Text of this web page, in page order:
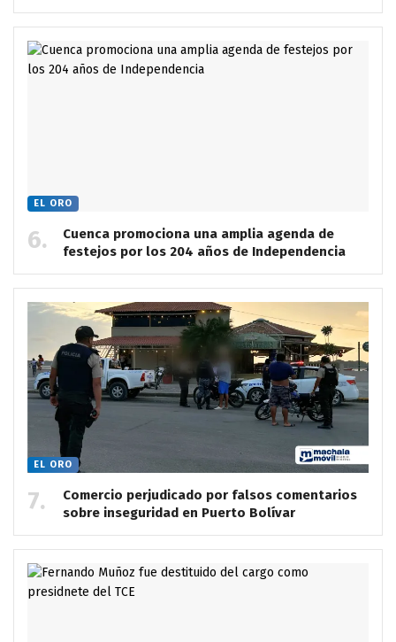
EL ORO
Cuenca promociona una amplia agenda de
festejos por los 204 años de Independencia
EL ORO
Comercio perjudicado por falsos comentarios
sobre inseguridad en Puerto Bolívar